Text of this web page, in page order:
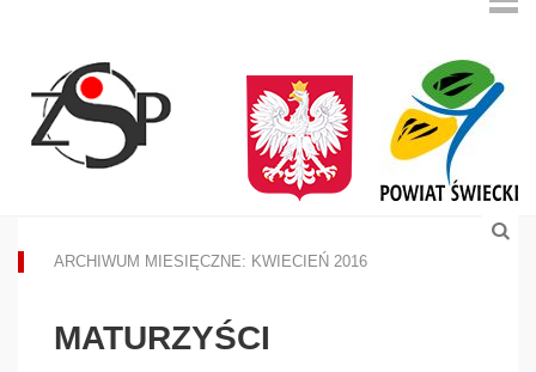
ARCHIWUM MIESIĘCZNE: KWIECIEŃ 2016
MATURZYŚCI